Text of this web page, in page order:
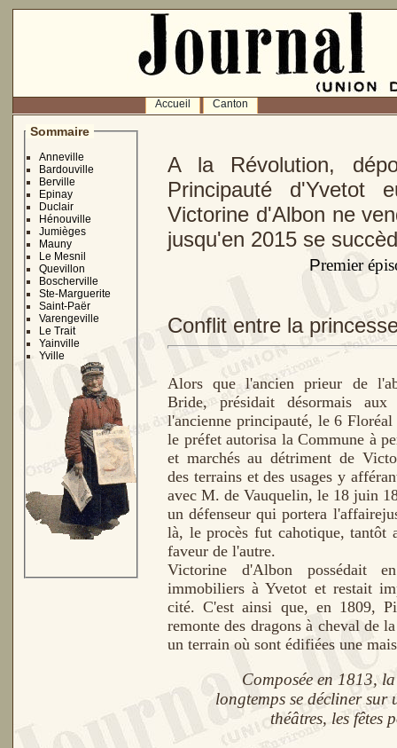
Accueil Canton
Sommaire
Anneville
Bardouville
Berville
Epinay
Duclair
Hénouville
Jumièges
Mauny
Le Mesnil
Quevillon
Boscherville
Ste-Marguerite
Saint-Paër
Varengeville
Le Trait
Yainville
Yville
A la Révolution,
Principauté d'Yvetot
Victorine d'Albon ne
jusqu'en 2015 se
Premier
Conflit entre la
Alors que l'ancien prieur de
Bride, présidait désormais
l'ancienne principauté, le 6
le préfet autorisa la Commune à
et marchés au détriment de
des terrains et des usages y
avec M. de Vauquelin, le 18 juin
un défenseur qui portera
là, le procès fut cahotique, tantôt
faveur de l'autre.
Victorine d'Albon possédait
immobiliers à Yvetot et restait
cité. C'est ainsi que, en 1809,
remonte des dragons à cheval de
un terrain où sont édifiées une
Composée en 1813,
longtemps se décliner sur
théâtres, les fêtes